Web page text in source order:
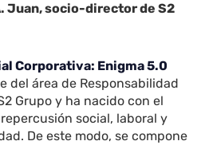
Juan, socio-director de S2
Corporativa: Enigma 5.0
del área de Responsabilidad
Grupo y ha nacido con el
social, laboral y
De este modo, se compone